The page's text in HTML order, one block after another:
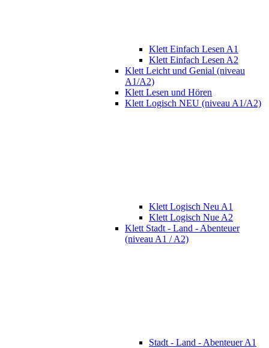
Klett Einfach Lesen A1
Klett Einfach Lesen A2
Klett Leicht und Genial (niveau
A1/A2)
Klett Lesen und Hören
Klett Logisch NEU (niveau A1/A2)
Klett Logisch Neu A1
Klett Logisch Nue A2
Klett Stadt - Land - Abenteuer
(niveau A1 / A2)
Stadt - Land - Abenteuer A1